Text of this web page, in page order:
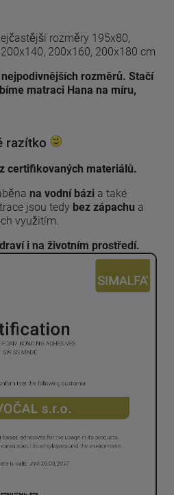
rozměry 195x80,
200x160, 200x180 cm
rozměrů. Stačí
matraci Hana na míru,
razítko
certifikovaných materiálů.
na vodní bázi a také
jsou tedy bez zápachu a
využitím.
i na životním prostředí.